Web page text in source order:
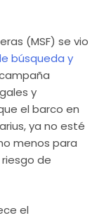
(MSF) se vio
búsqueda y
y
el barco en
ya no esté
menos para
de
el